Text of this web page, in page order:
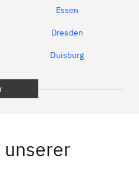
Essen
Dresden
Duisburg
Bamberg